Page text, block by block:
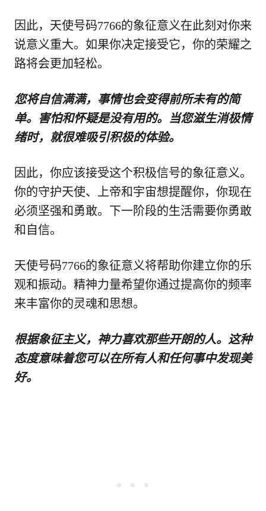
因此，天使号码7766的象征意义在此刻对你来
说意义重大。如果你决定接受它，你的荣耀之
路将会更加轻松。
您将自信满满，事情也会变得前所未有的简
单。害怕和怀疑是没有用的。当您滋生消极情
绪时，就很难吸引积极的体验。
因此，你应该接受这个积极信号的象征意义。
你的守护天使、上帝和宇宙想提醒你，你现在
必须坚强和勇敢。下一阶段的生活需要你勇敢
和自信。
天使号码7766的象征意义将帮助你建立你的乐
观和振动。精神力量希望你通过提高你的频率
来丰富你的灵魂和思想。
根据象征主义，神力喜欢那些开朗的人。这种
态度意味着您可以在所有人和任何事中发现美
好。